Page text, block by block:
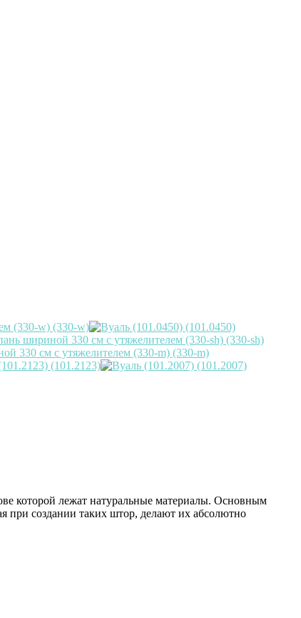
которой лежат натуральные материалы. Основным
при создании таких штор, делают их абсолютно